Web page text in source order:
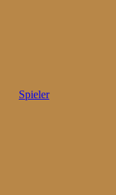
Spieler